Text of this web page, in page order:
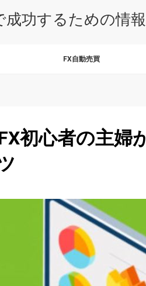
成功するための情
FX自動売買
初心者の主婦